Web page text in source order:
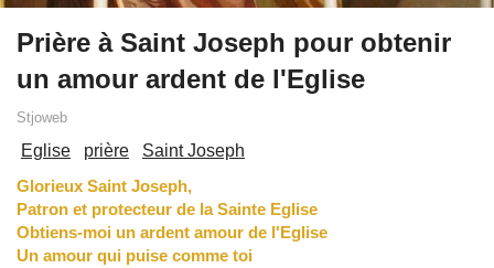
Prière à Saint Joseph pour obtenir
un amour ardent de l'Eglise
Stjoweb
Eglise prière
Saint Joseph
Glorieux Saint Joseph,
Patron et protecteur de la Sainte Eglise
Obtiens-moi un ardent amour de l'Eglise
Un amour qui puise comme toi